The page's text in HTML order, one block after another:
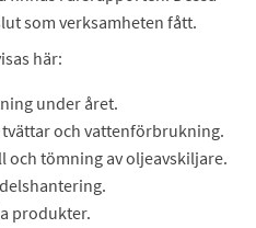
som verksamheten fått.
här:
under året.
tvättar och vattenförbrukning.
och tömning av oljeavskiljare.
produkter.